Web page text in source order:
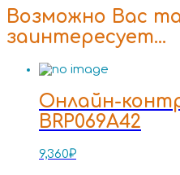
Возможно Вас
заинтересует…
Онлайн-
BRP069A42
9,360₽